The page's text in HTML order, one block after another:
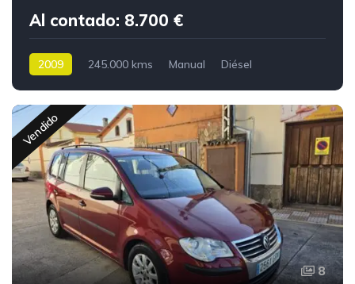
Al contado: 8.700 €
2009 245.000 kms Manual Diésel
Vendido
8